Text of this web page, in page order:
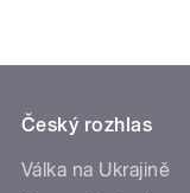
Český rozhlas
Válka na Ukrajině